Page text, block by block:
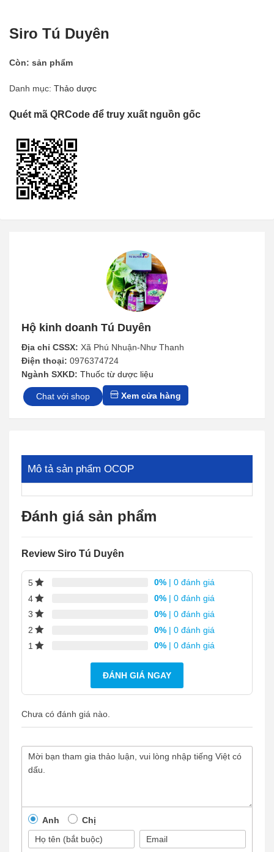
Siro Tú Duyên
Còn: sản phẩm
Danh mục: Thảo dược
Quét mã QRCode để truy xuất nguồn gốc
Hộ kinh doanh Tú Duyên
Địa chỉ CSSX: Xã Phú Nhuận-Như Thanh
Điện thoại: 0976374724
Ngành SXKD: Thuốc từ dược liệu
Chat với shop Xem cửa hàng
Mô tả sản phẩm OCOP
Đánh giá sản phẩm
Review Siro Tú Duyên
5 0% | 0 đánh giá
4
0% | 0 đánh giá
3
0% | 0 đánh giá
2
0% | 0 đánh giá
1
0% | 0 đánh giá
ĐÁNH GIÁ NGAY
Chưa có đánh giá nào.
Anh Chị